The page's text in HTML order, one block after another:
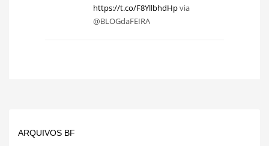
https://t.co/F8YllbhdHpvia
@BLOGdaFEIRA
ARQUIVOS BF